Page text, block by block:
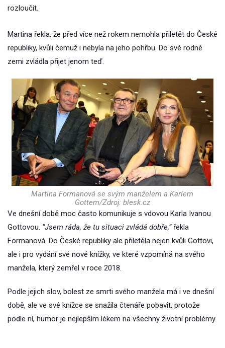
rozloučit.
Martina řekla, že před více než rokem nemohla přiletět do České
republiky, kvůli čemuž i nebyla na jeho pohřbu. Do své rodné
zemi zvládla přijet jenom teď.
Martina Formanová se svým manželem a Karlem
Gottem/Zdroj: blesk.cz
Ve dnešní době moc často komunikuje s vdovou Karla Ivanou
Gottovou. “Jsem ráda, že tu situaci zvládá dobře,”řekla
Formanová. Do České republiky ale přiletěla nejen kvůli Gottovi,
ale i pro vydání své nové knížky, ve které vzpomíná na svého
manžela, který zemřel v roce 2018.
Podle jejich slov, bolest ze smrti svého manžela má i ve dnešní
době, ale ve své knížce se snažila čtenáře pobavit, protože
podle ní, humor je nejlepším lékem na všechny životní problémy.